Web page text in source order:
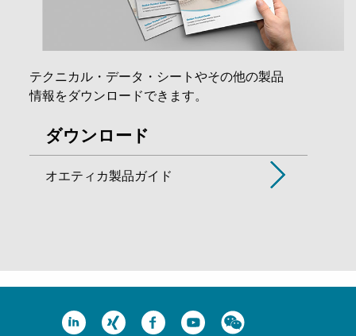
テクニカル・データ・シートやその他の製品
情報をダウンロードできます。
ダウンロード
オエティカ製品ガイド